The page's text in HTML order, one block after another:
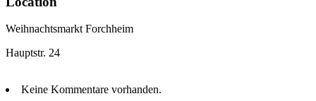
Weihnachtsmarkt Forchheim
Hauptstr. 24
Keine Kommentare vorhanden.